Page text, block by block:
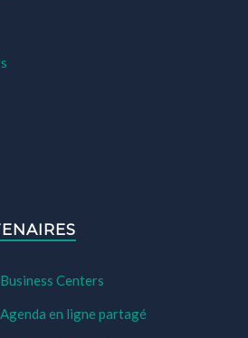
Centers
en ligne partagé